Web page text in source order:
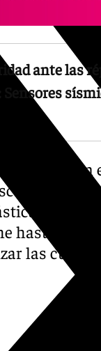
ante las
– un
hasta las
las